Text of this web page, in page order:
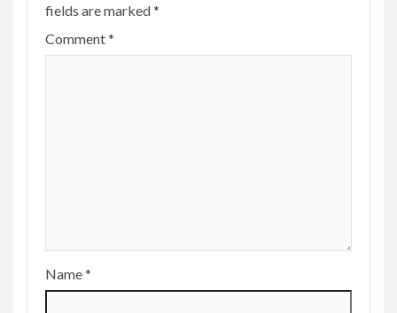
fields are marked*
Comment*
Name*